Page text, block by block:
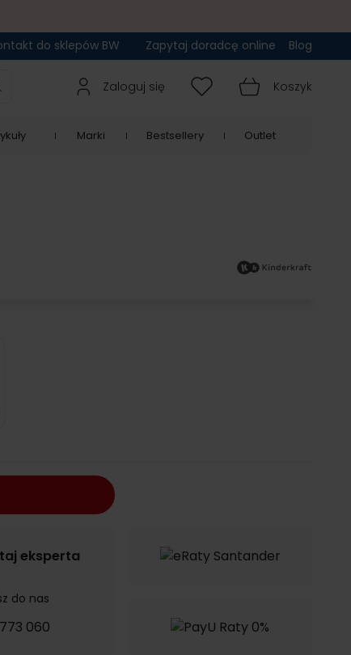
do sklepów BW Zapytaj doradcę online Blog
Zaloguj się Koszyk
Marki Bestsellery Outlet
eksperta
do nas
060